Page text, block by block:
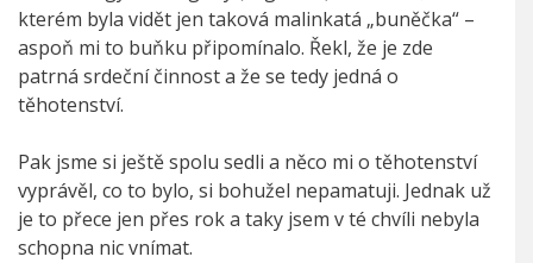
kterém byla vidět jen taková malinkatá „buněčka“ –
aspoň mi to buňku připomínalo. Řekl, že je zde
patrná srdeční činnost a že se tedy jedná o
těhotenství.
Pak jsme si ještě spolu sedli a něco mi o těhotenství
vyprávěl, co to bylo, si bohužel nepamatuji. Jednak už
je to přece jen přes rok a taky jsem v té chvíli nebyla
schopna nic vnímat.